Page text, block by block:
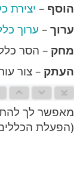
הוסף – יצירת
ערוך – ערוך
מחק – הסר
העתק – צור
מאפשר לך
(הפעלת